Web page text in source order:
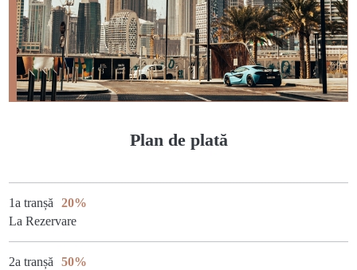
Plan de plată
1a tranșă
20%
La Rezervare
2a tranșă
50%